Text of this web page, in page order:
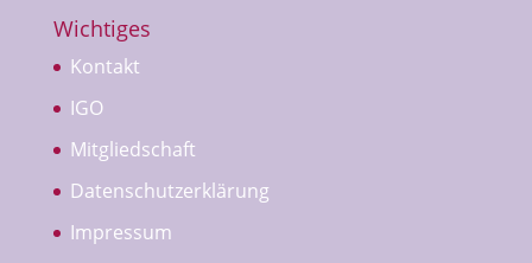
Wichtiges
Kontakt
IGO
Mitgliedschaft
Datenschutzerklärung
Impressum